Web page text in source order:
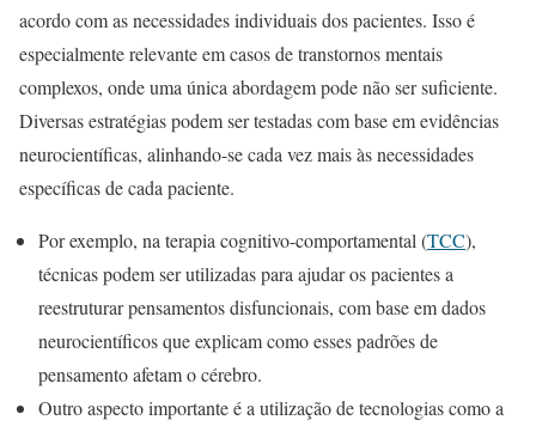
acordo com as necessidades individuais dos pacientes. Isso é
especialmente relevante em casos de transtornos mentais
complexos, onde uma única abordagem pode não ser suficiente.
Diversas estratégias podem ser testadas com base em evidências
neurocientíficas, alinhando-se cada vez mais às necessidades
específicas de cada paciente.
Por exemplo, na terapia cognitivo-comportamental (TCC),
técnicas podem ser utilizadas para ajudar os pacientes a
reestruturar pensamentos disfuncionais, com base em dados
neurocientíficos que explicam como esses padrões de
pensamento afetam o cérebro.
Outro aspecto importante é a utilização de tecnologias como a